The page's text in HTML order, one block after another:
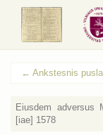
← Ankstesnis
Eiusdem adversus
[iae] 1578